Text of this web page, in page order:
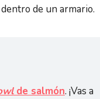
de un armario.
de salmón. ¡Vas a